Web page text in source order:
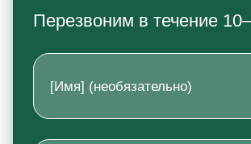
Перезвоним в течение